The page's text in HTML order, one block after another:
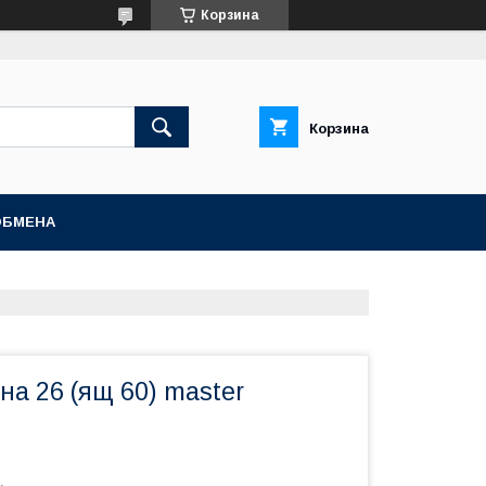
Корзина
Корзина
26 (ящ 60) master